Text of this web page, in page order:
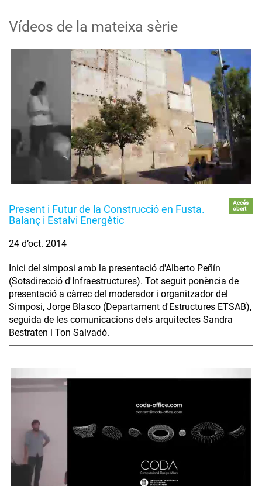
Vídeos de la mateixa sèrie
Present i Futur de la Construcció en Fusta.
Balanç i Estalvi Energètic
Accés
obert
24 d’oct. 2014
Inici del simposi amb la presentació d'Alberto Peñín
(Sotsdirecció d'Infraestructures). Tot seguit ponència de
presentació a càrrec del moderador i organitzador del
Simposi, Jorge Blasco (Departament d'Estructures ETSAB),
seguida de les comunicacions dels arquitectes Sandra
Bestraten i Ton Salvadó.